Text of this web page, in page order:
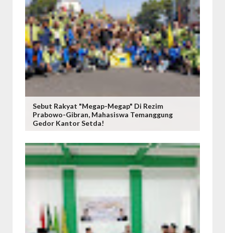
Sebut Rakyat "Megap-Megap" Di Rezim
Prabowo-Gibran, Mahasiswa Temanggung
Gedor Kantor Setda!